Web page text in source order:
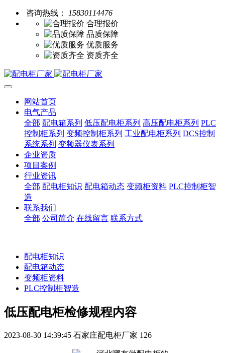
咨询热线：
15830114476
合理报价
品质保障
优质服务
资质齐全
网站首页
电气产品
全部 配电箱系列 低压配电柜系列 高压配电柜系列 PLC
控制柜系列 变频控制柜系列 工业配电柜系列 DCS控制
系统系列 变频器仪表系列
企业资质
项目案例
行业资讯
全部 配电柜知识 配电箱动态 变频柜资料 PLC控制柜智
造
联系我们
全部 公司简介 在线留言 联系方式
配电柜知识
配电箱动态
变频柜资料
PLC控制柜智造
低压配电柜检修规程内容
2023-08-30 14:39:45 石家庄配电柜厂家 126